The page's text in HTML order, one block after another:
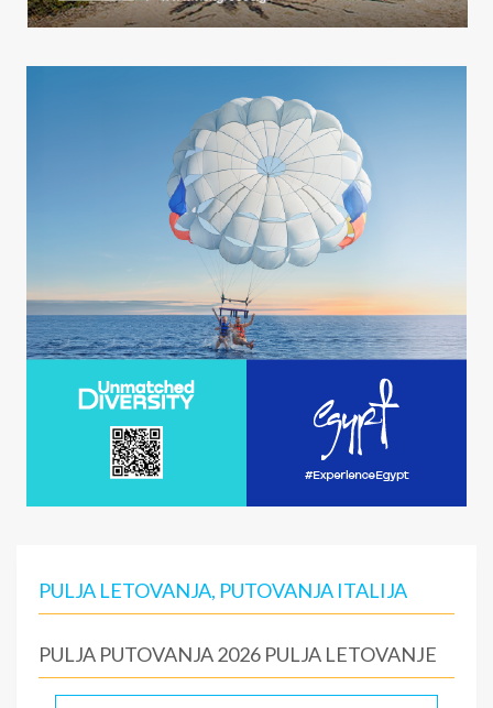
PULJA LETOVANJA, PUTOVANJA ITALIJA
PULJA PUTOVANJA 2026 PULJA LETOVANJE